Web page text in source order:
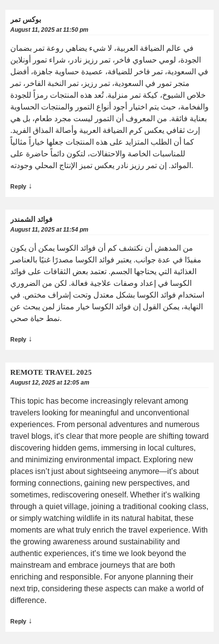
بوكس تمر
August 11, 2025 at 11:50 pm
في عالم الضيافة العربية، لا شيء يضاهي روعة تمر بضمان
الجودة، لومي حساوي فاخر، تمر رزيز نادر، شراء تمور أونلاين
في السعودية، تمر فاخر للضيافة، عصيدة حساوية جاهزة، أفضل
متجر تمور في السعودية، تمر رزيز، تمر النخبة الفاخر، تمر
خلاص الشيوخ، كيكة تمر منزلية. تُعد هذه المنتجات رمزاً للجودة
والفخامة، حيث يتم اختيار أجود أنواع التمور والمنتجات الحساوية
بعناية فائقة. من المعروف أن التمور ليست مجرد طعام، بل هي
إرث ثقافي يعكس كرم الضيافة العربية وأصالة المذاق الفريد.
كما أن الطلب المتزايد على هذه المنتجات جعلها خياراً مثالياً
للمناسبات الخاصة والاحتفالات، لتكون دائماً حاضرة على
الموائد. إن تمر رزيز نادر يعكس تميز الإنتاج المحلي وجودته.
Reply ↓
فوائد الشمندر
August 11, 2025 at 11:54 pm
من المدهش أن نكتشف كم أن فوائد الكوسا يمكن أن يكون
مفيدًا في عدة جوانب. يعتبر فوائد الكوسا مصدرًا غنيًا بالعناصر
الغذائية التي يحتاجها الجسم. تعتمد بعض الثقافات على فوائد
الكوسا في إعداد وصفات علاجية فعالة. لكن من الضروري
استخدام فوائد الكوسا بشكل معتدل وتحت إشراف مختص. في
النهاية، يمكن القول إن فوائد الكوسا خيار ممتاز لمن يبحث عن
نمط حياة صحي.
Reply ↓
REMOTE TRAVEL 2025
August 12, 2025 at 12:05 am
This topic has become increasingly relevant among
travelers looking for meaningful and unconventional
experiences. From personal adventures and numerous
travel blogs, it’s clear that more people are shifting toward
discovering hidden gems, immersing in local cultures,
and minimizing environmental impact. Exploring new
places isn’t just about sightseeing anymore—it’s about
forming connections, gaining new perspectives, and
sometimes, rediscovering oneself. Whether it’s walking
through a quiet village, joining a traditional cooking class,
or simply watching wildlife in its natural habitat, these
moments are what truly enrich the travel experience. With
the growing awareness around sustainability and
authentic experiences, it’s time we look beyond the
mainstream and embrace journeys that are both
enriching and responsible. For anyone planning their
next trip, considering these aspects can make a world of
difference.
Reply ↓